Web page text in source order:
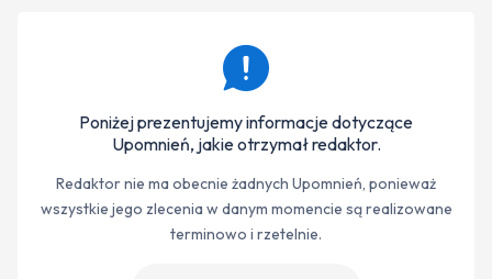
Poniżej prezentujemy informacje dotyczące
Upomnień, jakie otrzymał redaktor.
Redaktor nie ma obecnie żadnych Upomnień, ponieważ
wszystkie jego zlecenia w danym momencie są realizowane
terminowo i rzetelnie.